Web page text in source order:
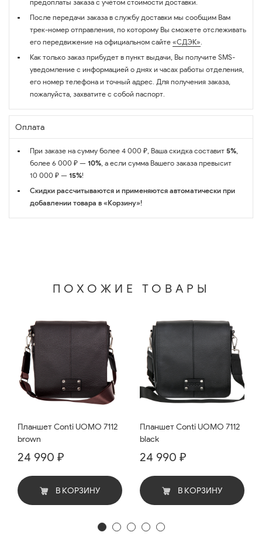
предоплаты заказа с учётом стоимости доставки.
После передачи заказа в службу доставки мы сообщим Вам
трек-номер отправления, по которому Вы сможете отслеживать
его передвижение на официальном сайте «СДЭК».
Как только заказ прибудет в пункт выдачи, Вы получите SMS-
уведомление с информацией о днях и часах работы отделения,
его номер телефона и точный адрес. Для получения заказа,
пожалуйста, захватите с собой паспорт.
Оплата
При заказе на сумму более 4 000 ₽, Ваша скидка составит 5%,
более 6 000 ₽ — 10%, а если сумма Вашего заказа превысит
10 000 ₽ — 15%!
Скидки рассчитываются и применяются автоматически при
добавлении товара в «Корзину»!
ПОХОЖИЕ ТОВАРЫ
Планшет Conti UOMO 7112
brown
24 990 ₽
В КОРЗИНУ
Планшет Conti UOMO 7112
black
24 990 ₽
В КОРЗИНУ